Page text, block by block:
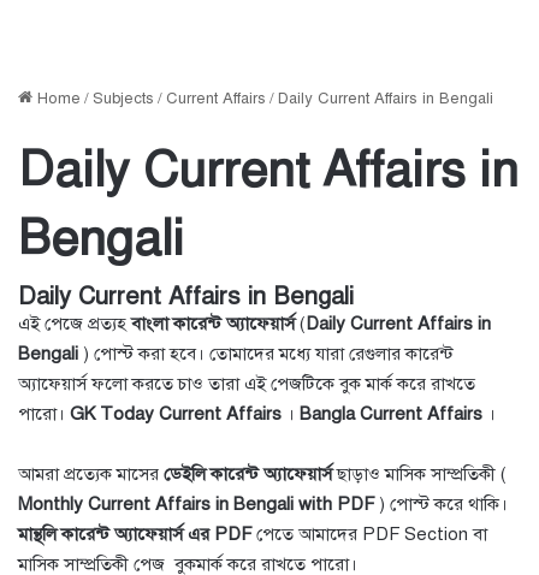
Home / Subjects / Current Affairs /Daily Current Affairs in Bengali
Daily Current Affairs in
Bengali
Daily Current Affairs in Bengali
এই পেজে প্রত্যহবাংলা কারেন্ট অ্যাফেয়ার্স(Daily Current Affairs in
Bengali ) পোস্ট করা হবে। তোমাদের মধ্যে যারা রেগুলার কারেন্ট
অ্যাফেয়ার্স ফলো করতে চাও তারা এই পেজটিকে বুক মার্ক করে রাখতে
পারো। GK Today Current Affairs । Bangla Current Affairs ।
আমরা প্রত্যেক মাসের ডেইলি কারেন্ট অ্যাফেয়ার্সছাড়াও মাসিক সাম্প্রতিকী (
Monthly Current Affairs in Bengali with PDF) পোস্ট করে থাকি।
মান্থলি কারেন্ট অ্যাফেয়ার্স এর PDFপেতে আমাদের PDF Sectionবা
মাসিক সাম্প্রতিকী পেজ বুকমার্ক করে রাখতে পারো।